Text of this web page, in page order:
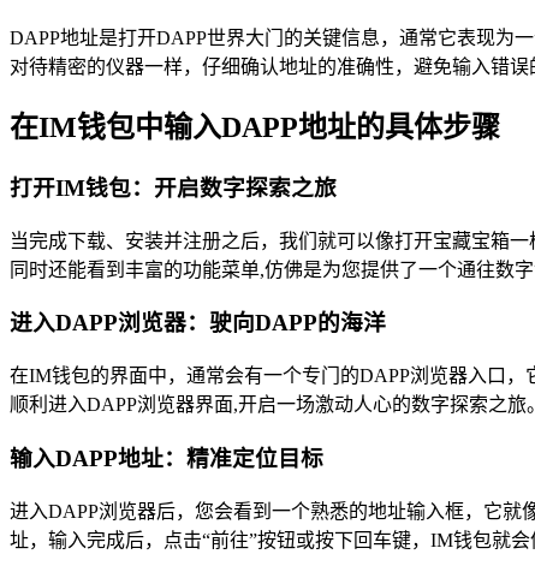
DAPP地址是打开DAPP世界大门的关键信息，通常它表现为
对待精密的仪器一样，仔细确认地址的准确性，避免输入错
在IM钱包中输入DAPP地址的具体步骤
打开IM钱包：开启数字探索之旅
当完成下载、安装并注册之后，我们就可以像打开宝藏宝箱
同时还能看到丰富的功能菜单,仿佛是为您提供了一个通往数字
进入DAPP浏览器：驶向DAPP的海洋
在IM钱包的界面中，通常会有一个专门的DAPP浏览器入口
顺利进入DAPP浏览器界面,开启一场激动人心的数字探索之旅。
输入DAPP地址：精准定位目标
进入DAPP浏览器后，您会看到一个熟悉的地址输入框，它
址，输入完成后，点击“前往”按钮或按下回车键，IM钱包就